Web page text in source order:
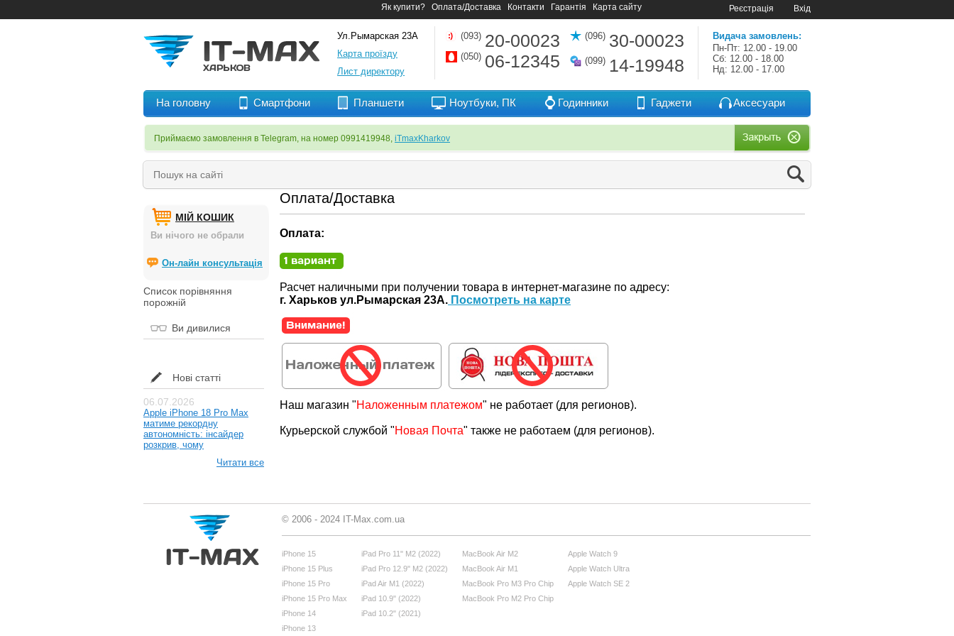
Як купити? Оплата/Доставка Контакти Гарантія Карта сайту Реєстрація Вхід
Ул.Рымарская 23А
Карта проїзду
Лист директору
(093) 20-00023
(050) 06-12345
(096) 30-00023
(099) 14-19948
Видача замовлень:
Пн-Пт: 12.00 - 19.00
Сб: 12.00 - 18.00
Нд: 12.00 - 17.00
На головну Смартфони Планшети Ноутбуки, ПК Годинники Гаджети Аксесуари
Приймаємо замовлення в Telegram, на номер 0991419948, iTmaxKharkov
МІЙ КОШИК
Ви нічого не обрали
Он-лайн консультація
Список порівняння
порожній
Ви дивилися
Нові статті
06.07.2026
Apple iPhone 18 Pro Max
матиме рекордну
автономність: інсайдер
розкрив, чому
Читати все
Оплата/Доставка
Оплата:
Расчет наличными при получении товара в интернет-магазине по адресу:
г. Харьков ул.Рымарская 23А. Посмотреть на карте
Наш магазин "Наложенным платежом" не работает (для регионов).
Курьерской службой "Новая Почта" также не работаем (для регионов).
© 2006 - 2024 IT-Max.com.ua
iPhone 15
iPhone 15 Plus
iPhone 15 Pro
iPhone 15 Pro Max
iPhone 14
iPhone 13
iPad Pro 11" M2 (2022)
iPad Pro 12.9" M2 (2022)
iPad Air M1 (2022)
iPad 10.9" (2022)
iPad 10.2" (2021)
MacBook Air M2
MacBook Air M1
MacBook Pro M3 Pro Chip
MacBook Pro M2 Pro Chip
Apple Watch 9
Apple Watch Ultra
Apple Watch SE 2